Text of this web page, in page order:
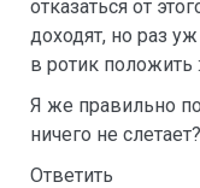
отказаться от
доходят, но раз
в ротик положить
Я же правильно
ничего не слетает?
Ответить